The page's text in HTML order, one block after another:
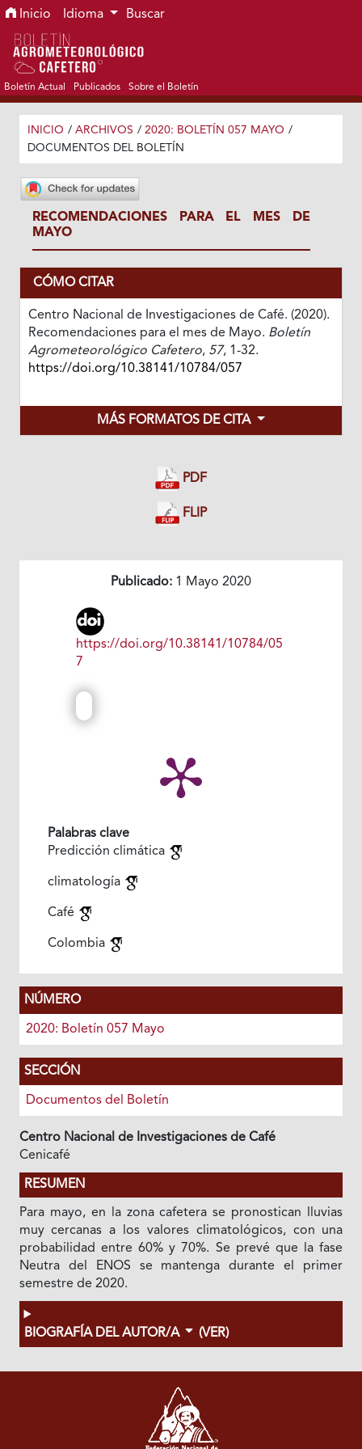
Ir al menú de navegación principal
Ir al contenido principal
Ir al pie de página del sitio
Inicio Idioma Buscar
Boletín Actual Publicados Sobre el Boletín
INICIO / ARCHIVOS / 2020: BOLETÍN 057 MAYO /
DOCUMENTOS DEL BOLETÍN
RECOMENDACIONES PARA EL MES DE
MAYO
CÓMO CITAR
Centro Nacional de Investigaciones de Café. (2020).
Recomendaciones para el mes de Mayo. Boletín
Agrometeorológico Cafetero, 57, 1-32.
https://doi.org/10.38141/10784/057
MÁS FORMATOS DE CITA
PDF
FLIP
Publicado: 1 Mayo 2020
https://doi.org/10.38141/10784/05
7
Palabras clave
Predicción climática
climatología
Café
Colombia
NÚMERO
2020: Boletín 057 Mayo
SECCIÓN
Documentos del Boletín
Centro Nacional de Investigaciones de Café
Cenicafé
RESUMEN
Para mayo, en la zona cafetera se pronostican lluvias
muy cercanas a los valores climatológicos, con una
probabilidad entre 60% y 70%. Se prevé que la fase
Neutra del ENOS se mantenga durante el primer
semestre de 2020.
BIOGRAFÍA DEL AUTOR/A (VER)